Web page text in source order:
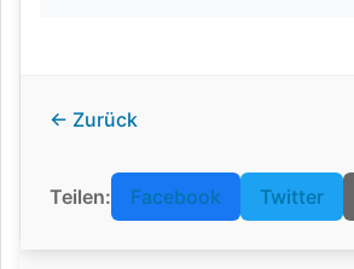
← Zurück
Teilen: Facebook Twitter